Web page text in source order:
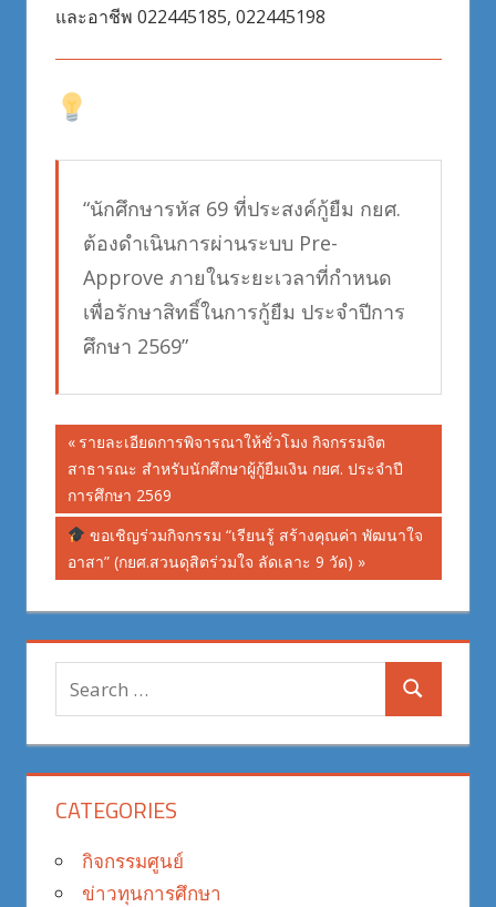
และอาชีพ 022445185, 022445198
“นักศึกษารหัส 69 ที่ประสงค์กู้ยืม กยศ.
ต้องดำเนินการผ่านระบบ Pre-
Approve ภายในระยะเวลาที่กำหนด
เพื่อรักษาสิทธิ์ในการกู้ยืม ประจำปีการ
ศึกษา 2569”
Post
navigation
Previous
Post:
รายละเอียดการพิจารณาให้ชั่วโมง กิจกรรมจิต
สาธารณะ สำหรับนักศึกษาผู้กู้ยืมเงิน กยศ. ประจำปี
การศึกษา 2569
Next
Post:
ขอเชิญร่วมกิจกรรม “เรียนรู้ สร้างคุณค่า พัฒนาใจ
อาสา” (กยศ.สวนดุสิตร่วมใจ ลัดเลาะ 9 วัด)
Search
for:
Search
CATEGORIES
กิจกรรมศูนย์
ข่าวทุนการศึกษา